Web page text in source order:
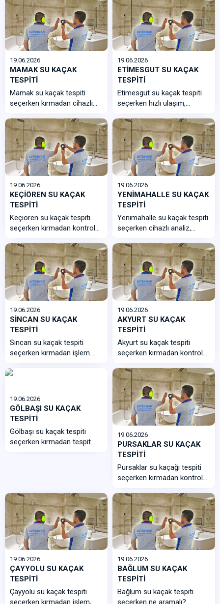
19.06.2026
MAMAK SU KAÇAK
TESPİTİ
Mamak su kaçak tespiti
seçerken kırmadan cihazlı
tesisat tecr&u...
19.06.2026
ETİMESGUT SU KAÇAK
TESPİTİ
Etimesgut su kaçak tespiti
seçerken hızlı ulaşım,
iş&cced...
19.06.2026
KEÇİÖREN SU KAÇAK
TESPİTİ
Keçiören su kaçak tespiti
seçerken kırmadan kontrol
19.06.2026
YENİMAHALLE SU KAÇAK
TESPİTİ
Yenimahalle su kaçak tespiti
seçerken cihazlı analiz,
ve...
19.06.2026
SİNCAN SU KAÇAK
TESPİTİ
Sincan su kaçak tespiti
seçerken kırmadan işlem
ve sanay...
19.06.2026
AKYURT SU KAÇAK
TESPİTİ
Akyurt su kaçak tespiti
seçerken kırmadan kontrol
19.06.2026
GÖLBAŞI SU KAÇAK
TESPİTİ
Gölbaşı su kaçak tespiti
seçerken kırmadan tespit
19.06.2026
PURSAKLAR SU KAÇAK
TESPİTİ
Pursaklar su kaçağı tespiti
seçerken kırmadan kontrol
tespit...
19.06.2026
ÇAYYOLU SU KAÇAK
TESPİTİ
Çayyolu su kaçak tespiti
seçerken kırmadan işlem,
19.06.2026
BAĞLUM SU KAÇAK
TESPİTİ
Bağlum su kaçak tespiti
seçerken ne aramalı?